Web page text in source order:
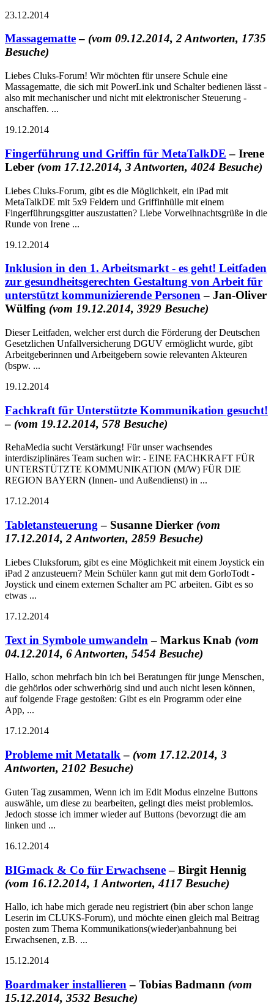
23.12.2014
Massagematte– (vom 09.12.2014, 2 Antworten, 1735
Besuche)
Liebes Cluks-Forum! Wir möchten für unsere Schule eine
Massagematte, die sich mit PowerLink und Schalter bedienen lässt -
also mit mechanischer und nicht mit elektronischer Steuerung -
anschaffen. ...
19.12.2014
Fingerführung und Griffin für MetaTalkDE – Irene
Leber (vom 17.12.2014, 3 Antworten, 4024 Besuche)
Liebes Cluks-Forum, gibt es die Möglichkeit, ein iPad mit
MetaTalkDE mit 5x9 Feldern und Griffinhülle mit einem
Fingerführungsgitter auszustatten? Liebe Vorweihnachtsgrüße in die
Runde von Irene ...
19.12.2014
Inklusion in den 1. Arbeitsmarkt - es geht! Leitfaden
zur gesundheitsgerechten Gestaltung von Arbeit für
unterstützt kommunizierende Personen– Jan-Oliver
Wülfing (vom 19.12.2014, 3929 Besuche)
Dieser Leitfaden, welcher erst durch die Förderung der Deutschen
Gesetzlichen Unfallversicherung DGUV ermöglicht wurde, gibt
Arbeitgeberinnen und Arbeitgebern sowie relevanten Akteuren
(bspw. ...
19.12.2014
Fachkraft für Unterstützte Kommunikation gesucht!
– (vom 19.12.2014, 578 Besuche)
RehaMedia sucht Verstärkung! Für unser wachsendes
interdisziplinäres Team suchen wir: - EINE FACHKRAFT FÜR
UNTERSTÜTZTE KOMMUNIKATION (M/W) FÜR DIE
REGION BAYERN (Innen- und Außendienst) in ...
17.12.2014
Tabletansteuerung – Susanne Dierker (vom
17.12.2014, 2 Antworten, 2859 Besuche)
Liebes Cluksforum, gibt es eine Möglichkeit mit einem Joystick ein
iPad 2 anzusteuern? Mein Schüler kann gut mit dem GorloTodt -
Joystick und einem externen Schalter am PC arbeiten. Gibt es so
etwas ...
17.12.2014
Text in Symbole umwandeln – Markus Knab (vom
04.12.2014, 6 Antworten, 5454 Besuche)
Hallo, schon mehrfach bin ich bei Beratungen für junge Menschen,
die gehörlos oder schwerhörig sind und auch nicht lesen können,
auf folgende Frage gestoßen: Gibt es ein Programm oder eine
App, ...
17.12.2014
Probleme mit Metatalk – (vom 17.12.2014, 3
Antworten, 2102 Besuche)
Guten Tag zusammen, Wenn ich im Edit Modus einzelne Buttons
auswähle, um diese zu bearbeiten, gelingt dies meist problemlos.
Jedoch stosse ich immer wieder auf Buttons (bevorzugt die am
linken und ...
16.12.2014
BIGmack & Co für Erwachsene– Birgit Hennig
(vom 16.12.2014, 1 Antworten, 4117 Besuche)
Hallo, ich habe mich gerade neu registriert (bin aber schon lange
Leserin im CLUKS-Forum), und möchte einen gleich mal Beitrag
posten zum Thema Kommunikations(wieder)anbahnung bei
Erwachsenen, z.B. ...
15.12.2014
Boardmaker installieren – Tobias Badmann (vom
15.12.2014, 3532 Besuche)